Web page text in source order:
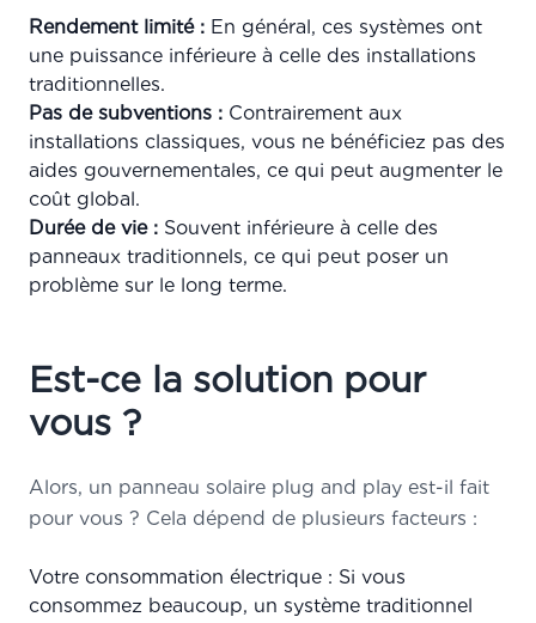
Rendement limité : En général, ces systèmes ont
une puissance inférieure à celle des installations
traditionnelles.
Pas de subventions : Contrairement aux
installations classiques, vous ne bénéficiez pas des
aides gouvernementales, ce qui peut augmenter le
coût global.
Durée de vie : Souvent inférieure à celle des
panneaux traditionnels, ce qui peut poser un
problème sur le long terme.
Est-ce la solution pour
vous ?
Alors, un panneau solaire plug and play est-il fait
pour vous ? Cela dépend de plusieurs facteurs :
Votre consommation électrique : Si vous
consommez beaucoup, un système traditionnel